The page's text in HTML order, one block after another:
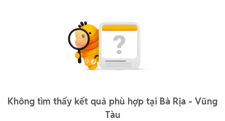
Không tìm thấy kết quả phù hợp tại Bà Rịa - Vũng
Tàu